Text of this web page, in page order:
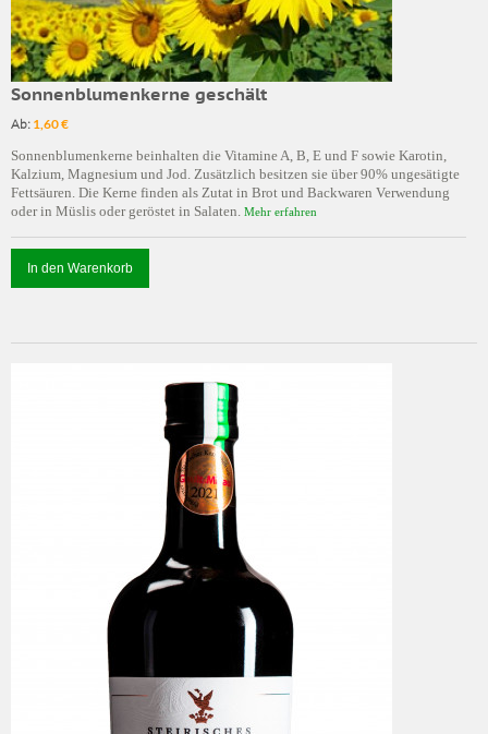
Sonnenblumenkerne geschält
Ab: 1,60 €
Sonnenblumenkerne beinhalten die Vitamine A, B, E und F sowie Karotin,
Kalzium, Magnesium und Jod. Zusätzlich besitzen sie über 90% ungesätigte
Fettsäuren. Die Kerne finden als Zutat in Brot und Backwaren Verwendung
oder in Müslis oder geröstet in Salaten. Mehr erfahren
In den Warenkorb